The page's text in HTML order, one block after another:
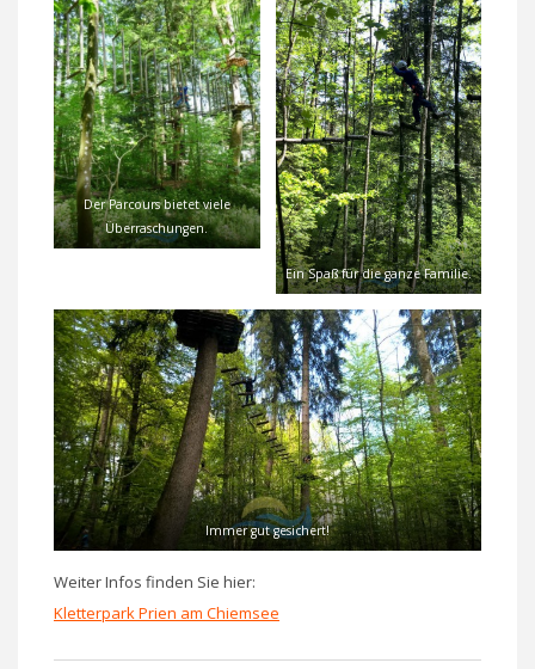
Der Parcours bietet viele
Überraschungen.
Ein Spaß für die ganze Familie.
Immer gut gesichert!
Weiter Infos finden Sie hier:
Kletterpark Prien am Chiemsee